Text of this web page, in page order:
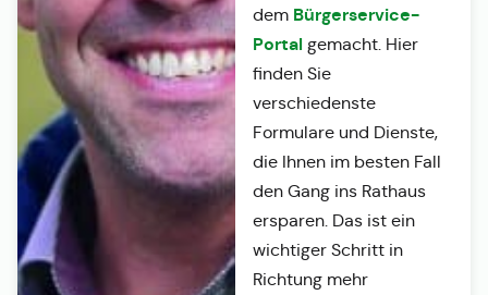
dem Bürgerservice-
Portalgemacht. Hier
finden Sie
verschiedenste
Formulare und Dienste,
die Ihnen im besten Fall
den Gang ins Rathaus
ersparen. Das ist ein
wichtiger Schritt in
Richtung mehr